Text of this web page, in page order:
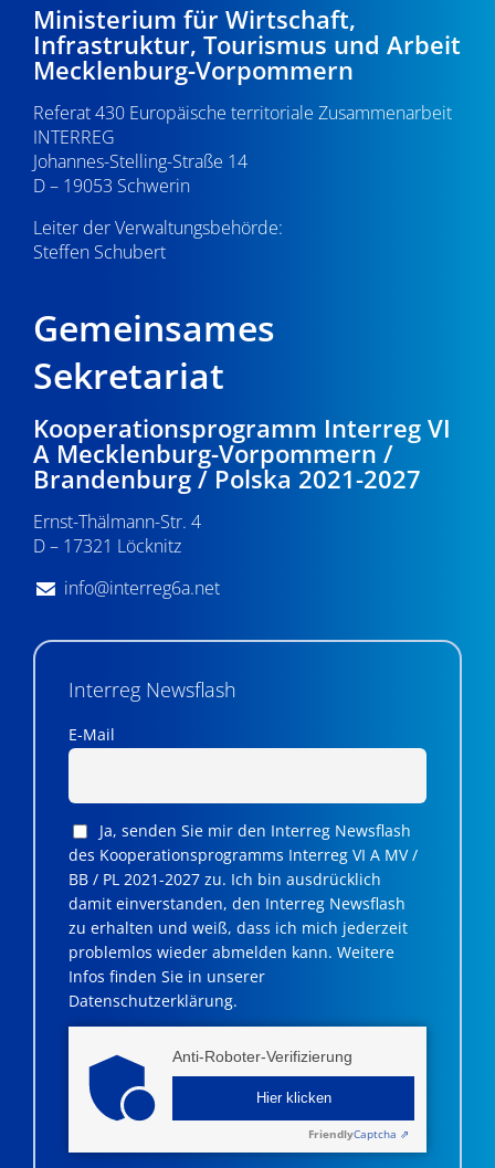
Ministerium für Wirtschaft,
Infrastruktur, Tourismus und Arbeit
Mecklenburg-Vorpommern
Referat 430 Europäische territoriale Zusammenarbeit
INTERREG
Johannes-Stelling-Straße 14
D – 19053 Schwerin
Leiter der Verwaltungsbehörde:
Steffen Schubert
Gemeinsames
Sekretariat
Kooperationsprogramm Interreg VI
A Mecklenburg-Vorpommern /
Brandenburg / Polska 2021-2027
Ernst-Thälmann-Str. 4
D – 17321 Löcknitz
info@interreg6a.net
Interreg Newsflash
E-Mail
Ja, senden Sie mir den Interreg Newsflash
des Kooperationsprogramms Interreg VI A MV /
BB / PL 2021-2027 zu. Ich bin ausdrücklich
damit einverstanden, den Interreg Newsflash
zu erhalten und weiß, dass ich mich jederzeit
problemlos wieder abmelden kann. Weitere
Infos finden Sie in unserer
Datenschutzerklärung.
Anti-Roboter-Verifizierung
Hier klicken
FriendlyCaptcha ⇗